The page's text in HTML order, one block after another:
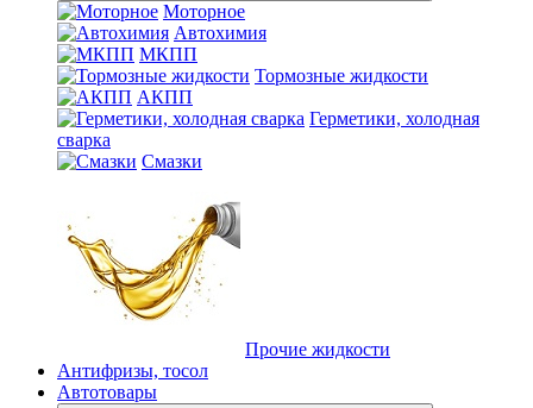
Моторное
Автохимия
МКПП
Тормозные жидкости
АКПП
Герметики, холодная
сварка
Смазки
Прочие жидкости
Антифризы, тосол
Автотовары